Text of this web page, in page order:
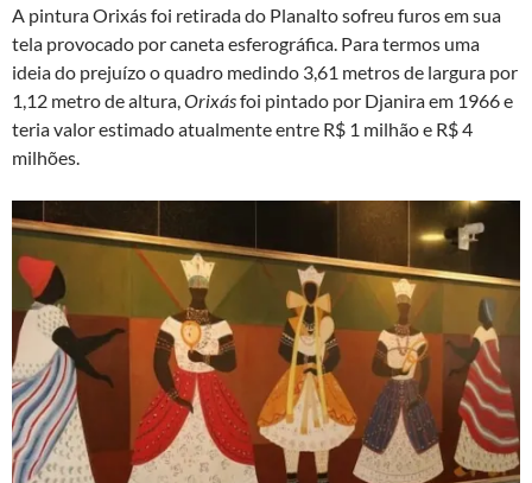
A pintura Orixás foi retirada do Planalto sofreu furos em sua
tela provocado por caneta esferográfica. Para termos uma
ideia do prejuízo o quadro medindo 3,61 metros de largura por
1,12 metro de altura,Orixásfoi pintado por Djanira em 1966 e
teria valor estimado atualmente entre R$ 1 milhão e R$ 4
milhões.